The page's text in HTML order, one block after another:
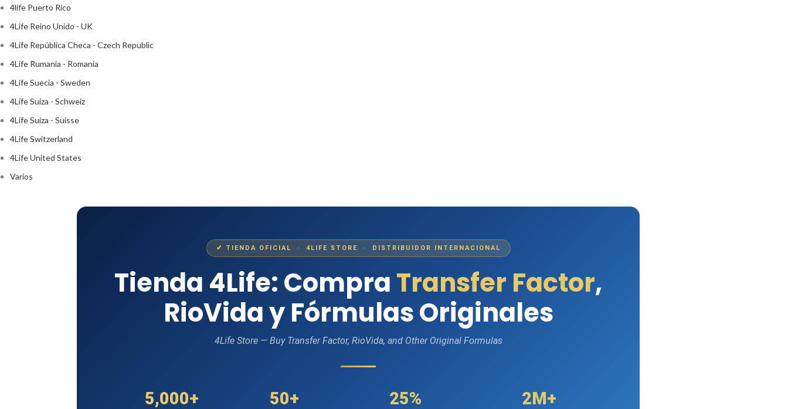
4life Puerto Rico
4Life Reino Unido - UK
4Life República Checa - Czech Republic
4Life Rumania - Romania
4Life Suecia - Sweden
4Life Suiza - Schweiz
4Life Suiza - Suisse
4Life Switzerland
4Life United States
Varios
✔ TIENDA OFICIAL · 4LIFE STORE · DISTRIBUIDOR INTERNACIONAL
Tienda 4Life: Compra Transfer Factor,
RioVida y Fórmulas Originales
4Life Store — Buy Transfer Factor, RioVida, and Other Original Formulas
5,000+ 50+ 25% 2M+